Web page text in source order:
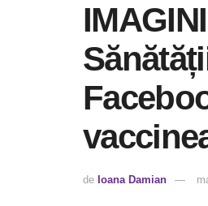
de Ioana Damian